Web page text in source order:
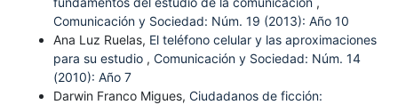
Comunicación y Sociedad: Núm. 19 (2013): Año 10
Ana Luz Ruelas, El teléfono celular y las aproximaciones
para su estudio , Comunicación y Sociedad: Núm. 14
(2010): Año 7
Darwin Franco Migues, Ciudadanos de ficción: